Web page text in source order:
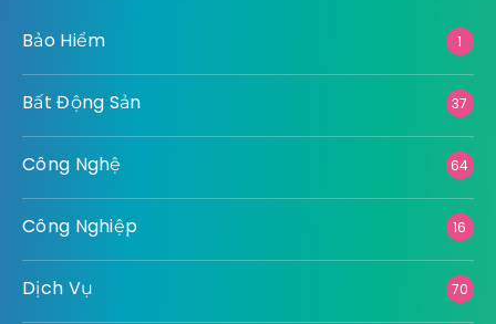
Thực Phẩm - Đồ Uống
XE Xây Dựng Y Tế
Bảo Hiểm 1